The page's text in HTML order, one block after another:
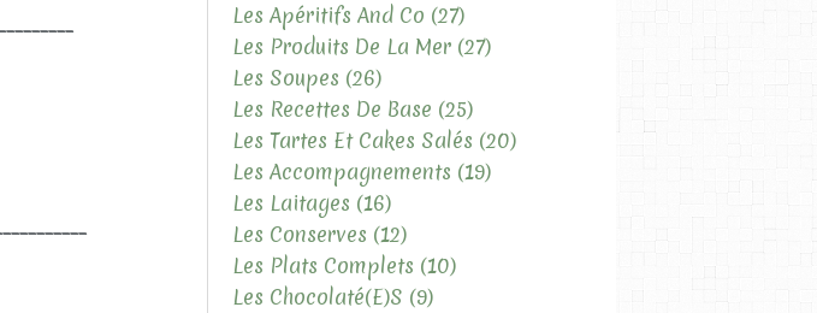
Les Apéritifs And Co (27)
Les Produits De La Mer (27)
Les Soupes (26)
Les Recettes De Base (25)
Les Tartes Et Cakes Salés (20)
Les Accompagnements (19)
Les Laitages (16)
Les Conserves (12)
Les Plats Complets (10)
Les Chocolaté(e)s (9)